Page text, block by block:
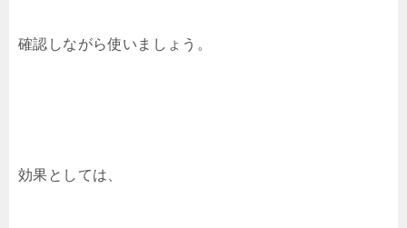
確認しながら使いましょう。
効果としては、